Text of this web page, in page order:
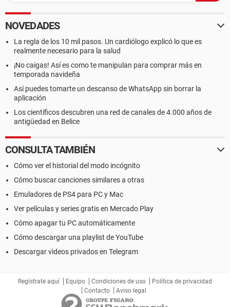
NOVEDADES
La regla de los 10 mil pasos. Un cardiólogo explicó lo que es
realmente necesario para la salud
¡No caigas! Así es como te manipulan para comprar más en
temporada navideña
Así puedes tomarte un descanso de WhatsApp sin borrar la
aplicación
Los científicos descubren una red de canales de 4.000 años de
antigüedad en Belice
CONSULTA TAMBIÉN
Cómo ver el historial del modo incógnito
Cómo buscar canciones similares a otras
Emuladores de PS4 para PC y Mac
Ver películas y series gratis en Mercado Play
Cómo apagar tu PC automáticamente
Cómo descargar una playlist de YouTube
Descargar videos privados en Telegram
Regístrate aquí Equipo Condiciones de uso
Política de privacidad
Contacto
Aviso legal